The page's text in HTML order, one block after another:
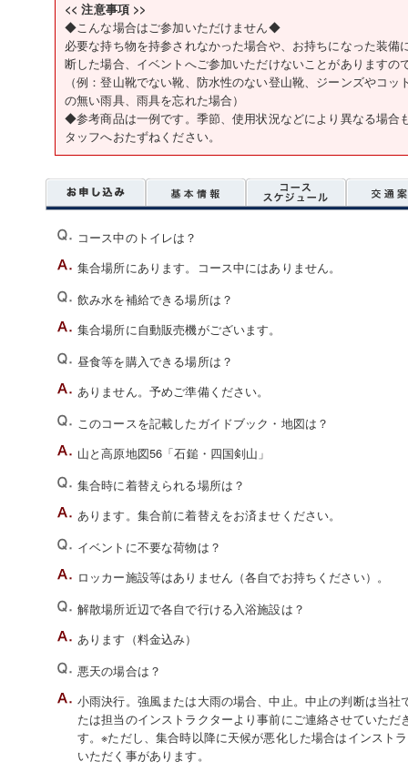
<< 注意事項 >>
◆こんな場合はご参加いただけません◆
必要な持ち物を持参されなかった場合や、お持ちになった装
断した場合、イベントへご参加いただけないことがありますの
（例：登山靴でない靴、防水性のない登山靴、ジーンズやコ
の無い雨具、雨具を忘れた場合）
◆参考商品は一例です。季節、使用状況などにより異なる場合
タッフへおたずねください。
コース中のトイレは？
集合場所にあります。コース中にはありません。
飲み水を補給できる場所は？
集合場所に自動販売機がございます。
昼食等を購入できる場所は？
ありません。予めご準備ください。
このコースを記載したガイドブック・地図は？
山と高原地図56「石鎚・四国剣山」
集合時に着替えられる場所は？
あります。集合前に着替えをお済ませください。
イベントに不要な荷物は？
ロッカー施設等はありません（各自でお持ちください）。
解散場所近辺で各自で行ける入浴施設は？
あります（料金込み）
悪天の場合は？
小雨決行。強風または大雨の場合、中止。中止の判断は当
たは担当のインストラクターより事前にご連絡させていた
す。※ただし、集合時以降に天候が悪化した場合はインスト
いただく事があります。